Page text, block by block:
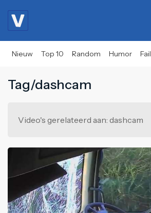
Nieuw Top 10 Random Humor Fail
Tag/dashcam
Video's gerelateerd aan: dashcam